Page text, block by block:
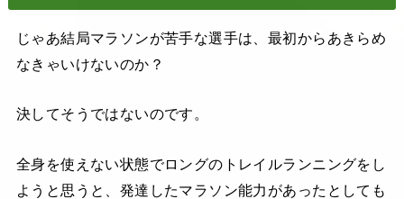
じゃあ結局マラソンが苦手な選手は、最初からあきらめ
なきゃいけないのか？
決してそうではないのです。
全身を使えない状態でロングのトレイルランニングをし
ようと思うと、発達したマラソン能力があったとしても